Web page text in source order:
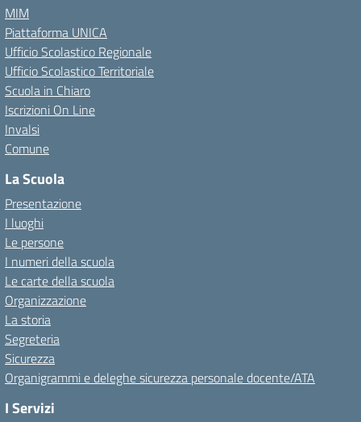
MIM
Piattaforma UNICA
Ufficio Scolastico Regionale
Ufficio Scolastico Territoriale
Scuola in Chiaro
Iscrizioni On Line
Invalsi
Comune
La Scuola
Presentazione
I luoghi
Le persone
I numeri della scuola
Le carte della scuola
Organizzazione
La storia
Segreteria
Sicurezza
Organigrammi e deleghe sicurezza personale docente/ATA
I Servizi